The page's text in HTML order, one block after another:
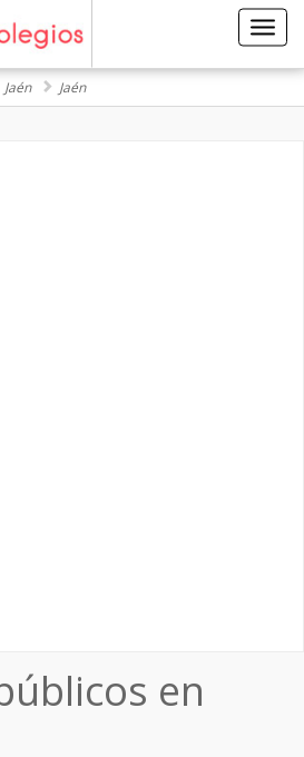
Jaén Jaén
en